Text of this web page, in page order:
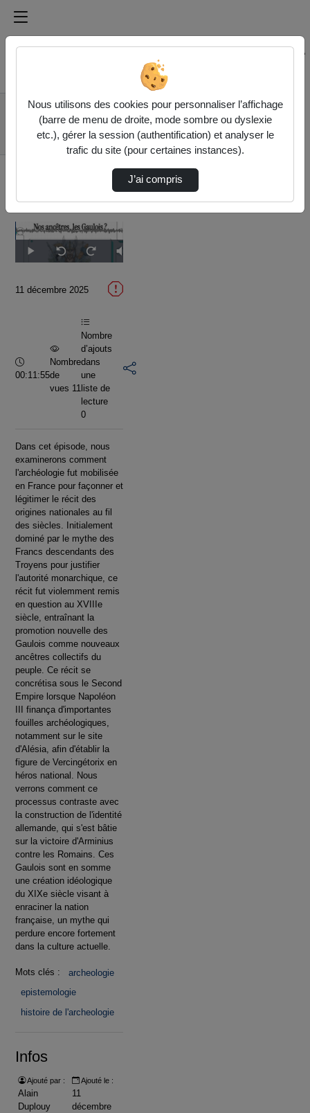
Médiathèque de l'université Paris
Rechercher un média sur Médiathèque de l'université
Accueil
Vidéos
7. Archéologie et
nationalisme - Nos
Lecture
Seek
back
Seek
forward
11 décembre 2025
Durée :
00:11:55
Nombre
de
vues 11
Nombre
d’ajouts
dans
une
liste de
lecture
0
Dans cet épisode, nous
examinerons comment
l'archéologie fut mobilisée
en France pour façonner et
légitimer le récit des
origines nationales au fil
des siècles. Initialement
dominé par le mythe des
Francs descendants des
Troyens pour justifier
l'autorité monarchique, ce
récit fut violemment remis
en question au XVIIIe
siècle, entraînant la
promotion nouvelle des
Gaulois comme nouveaux
ancêtres collectifs du
peuple. Ce récit se
concrétisa sous le Second
Empire lorsque Napoléon
III finança d'importantes
fouilles archéologiques,
notamment sur le site
d'Alésia, afin d'établir la
figure de Vercingétorix en
héros national. Nous
verrons comment ce
processus contraste avec
la construction de l'identité
allemande, qui s'est bâtie
sur la victoire d'Arminius
contre les Romains. Ces
Gaulois sont en somme
une création idéologique
du XIXe siècle visant à
enraciner la nation
française, un mythe qui
perdure encore fortement
dans la culture actuelle.
Mots clés :
archeologie
epistemologie
histoire de l'archeologie
Infos
Ajouté par :
Alain
Duplouy
Ajouté le :
11
décembre
Nous utilisons des cookies pour personnaliser l’affichage
(barre de menu de droite, mode sombre ou dyslexie
etc.), gérer la session (authentification) et analyser le
trafic du site (pour certaines instances).
J’ai compris